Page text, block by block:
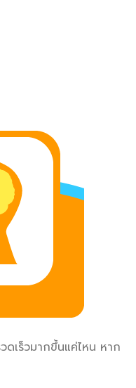
ดเร็วมากขึ้นแค่ไหน หาก